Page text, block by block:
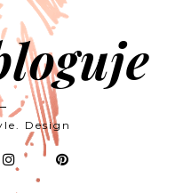
Design